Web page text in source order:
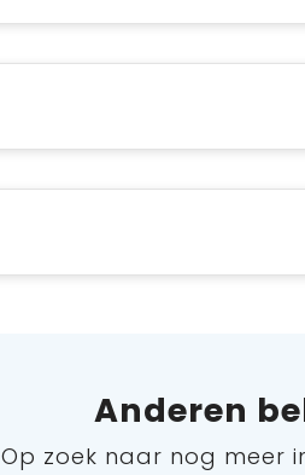
Anderen
Op zoek naar nog meer